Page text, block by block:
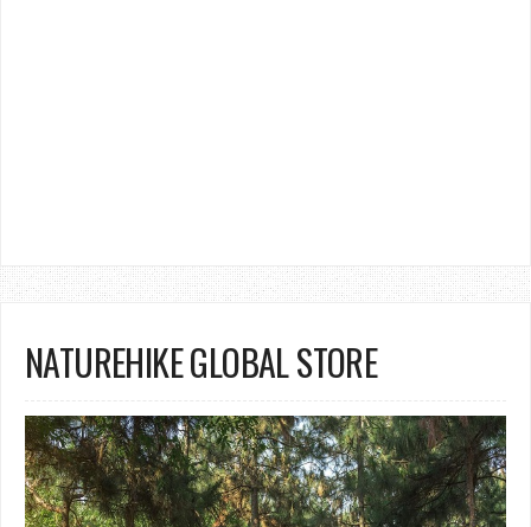
NATUREHIKE GLOBAL STORE